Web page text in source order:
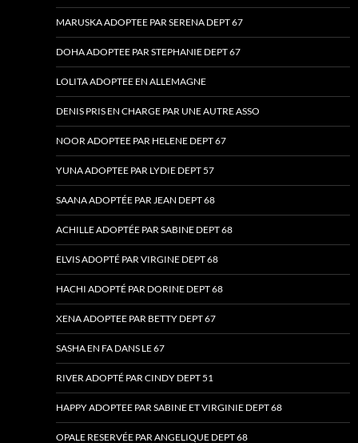
MARUSKA ADOPTEE PAR SERENA DEPT 67
DOHA ADOPTEE PAR STEPHANIE DEPT 67
LOLITA ADOPTEE EN ALLEMAGNE
DENIS PRIS EN CHARGE PAR UNE AUTRE ASSO
NOOR ADOPTEE PAR HELENE DEPT 67
YUNA ADOPTEE PAR LYDIE DEPT 57
SAANA ADOPTÉE PAR JEAN DEPT 68
ACHILLE ADOPTÉE PAR SABINE DEPT 68
ELVIS ADOPTÉ PAR VIRGINE DEPT 68
HACHI ADOPTÉ PAR DORINE DEPT 68
XENA ADOPTEE PAR BETTY DEPT 67
SASHA EN FA DANS LE 67
RIVER ADOPTÉ PAR CINDY DEPT 51
HAPPY ADOPTEE PAR SABINE ET VIRGINIE DEPT 68
OPALE RESERVÉE PAR ANGELIQUE DEPT 68